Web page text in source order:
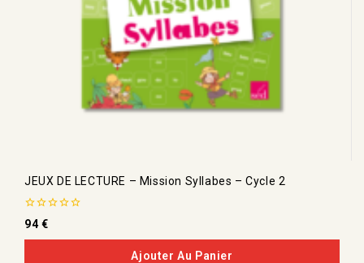
JEUX DE LECTURE – Mission Syllabes – Cycle 2
0
de
5
94€
Ajouter Au Panier